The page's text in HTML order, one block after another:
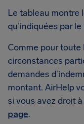
Le tableau montre
qu’indiquées par
Comme pour toute
circonstances
demandes
montant. AirHelp
si vous avez droit
page.